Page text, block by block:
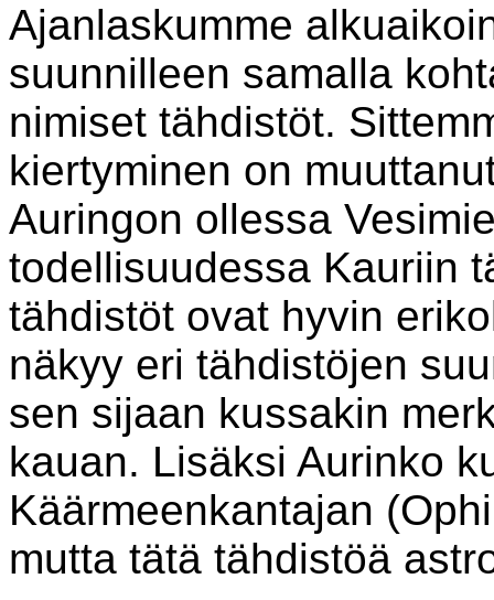
Ajanlaskumme
suunnilleen samalla
nimiset tähdistöt.
kiertyminen on
Auringon ollessa
todellisuudessa Kauriin
tähdistöt ovat hyvin
näkyy eri tähdistöjen
sen sijaan kussakin
kauan. Lisäksi Aurinko
Käärmeenkantajan
mutta tätä tähdistöä